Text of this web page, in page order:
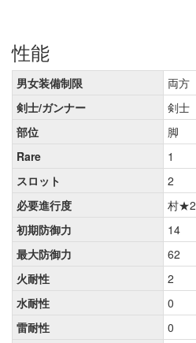
性能
男女装備制限
両方
剣士/ガンナー
剣士
部位
脚
Rare
1
スロット
2
必要進行度
村
初期防御力
14
最大防御力
62
火耐性
2
水耐性
0
雷耐性
0